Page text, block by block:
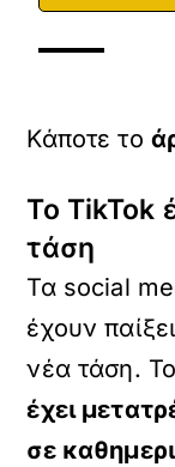
Κάποτε το
Το TikTok
τάση
Τα social
έχουν
νέα τάση.
έχει
σε